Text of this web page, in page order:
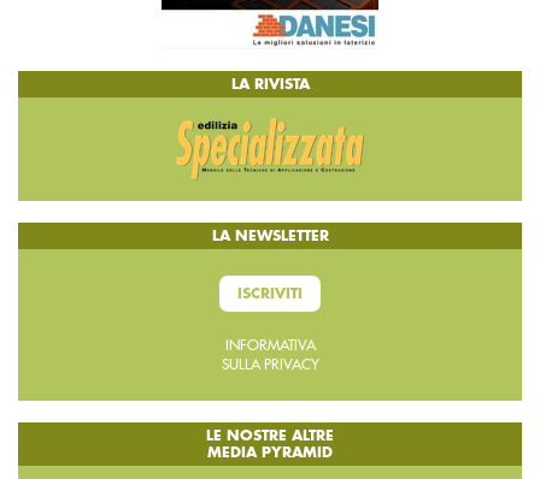
LA RIVISTA
LA NEWSLETTER
ISCRIVITI
INFORMATIVA
SULLA PRIVACY
LE NOSTRE ALTRE
MEDIA PYRAMID